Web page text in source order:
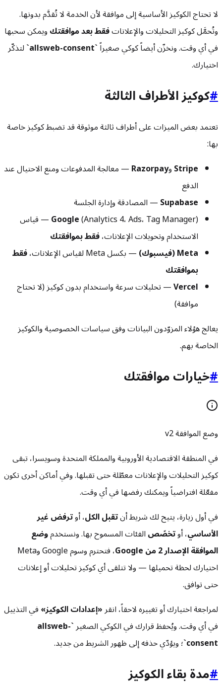
لا تحتاج الكوكيز الأساسية إلى موافقة لأن الخدمة لا تُقدَّم بدونها.
وتُحمَّل كوكيز التحليلات والإعلاناتفقط بعد موافقتكويمكن سحبها
في أي وقت. ونخزّن أيضاً كوكي صغيراً`allsweb-consent`
لتذكّر
اختيارك.
#كوكيز الأطراف الثالثة
تعتمد بعض الميزات على أطراف ثالثة موثوقة قد تضبط كوكيز خاصة
بها:
StripeوRazorpay— معالجة المدفوعات ومنع الاحتيال عند
الدفع
Supabase— المصادقة وإدارة الجلسة
Google(Analytics 4، Ads، Tag Manager) — قياس
الاستخدام وتحويلات الإعلانات،فقط بموافقتك
Meta (فيسبوك)
— بكسل Meta لقياس الإعلانات،
فقط
بموافقتك
Vercel— تحليلات سرعة واستخدام بدون كوكيز (لا تحتاج
موافقة)
يعالج هؤلاء المزوّدون البيانات وفق سياسات الخصوصية والكوكيز
الخاصة بهم.
#خيارات موافقتك
وضع الموافقة v2
في المنطقة الاقتصادية الأوروبية والمملكة المتحدة وسويسرا، تبقى
كوكيز التحليلات والإعلانات معطّلة حتى تقبلها. وفي أماكن أخرى تكون
مفعّلة افتراضياً ويمكنك رفضها في أي وقت.
في أول زيارة، يتيح لك شريط أنتقبل الكل، أوترفض غير
الأساسي، أوتخصّصالفئات المسموح بها. ونستخدموضع
الموافقة الإصدار 2 من Google
، فتحترم وسوم Google وMeta
اختيارك لحظة تحميلها — ولا تتلقى أي كوكيز تحليلات أو إعلانات
حتى توافق.
لمراجعة اختيارك أو تغييره لاحقاً، انقر«إعدادات الكوكيز»في التذييل
في أي وقت. ويُحفظ قرارك في الكوكي الصغير `allsweb-
consent` ؛ ويؤدّي حذفه إلى ظهور الشريط من جديد.
#مدة بقاء الكوكيز